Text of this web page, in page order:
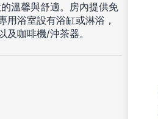
溫馨與舒適。房內提供免
浴室設有浴缸或淋浴，
咖啡機/沖茶器。